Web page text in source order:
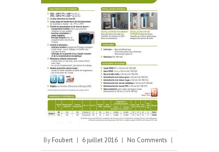
By Foubert | 6 juillet 2016 | No Comments |